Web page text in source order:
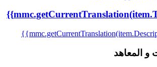
و المعاهد